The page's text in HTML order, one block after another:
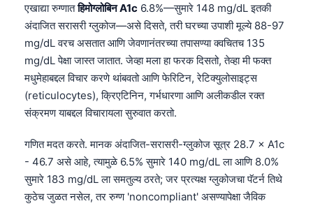
एखाद्या रुग्णातहिमोग्लोबिन A1c 6.8%—सुमारे 148 mg/dL इतकी
अंदाजित सरासरी ग्लुकोज—असे दिसते, तरी घरच्या उपाशी मूल्ये 88-97
mg/dL वरच असतात आणि जेवणानंतरच्या तपासण्या क्वचितच 135
mg/dL पेक्षा जास्त जातात. जेव्हा मला हा फरक दिसतो, तेव्हा मी फक्त
मधुमेहाबद्दल विचार करणे थांबवतो आणि फेरिटिन, रेटिक्युलोसाइट्स
(reticulocytes), क्रिएटिनिन, गर्भधारणा आणि अलीकडील रक्त
संक्रमण याबद्दल विचारायला सुरुवात करतो.
गणित मदत करते. मानक अंदाजित-सरासरी-ग्लुकोज सूत्र 28.7 × A1c
- 46.7 असे आहे, त्यामुळे 6.5% सुमारे 140 mg/dL ला आणि 8.0%
सुमारे 183 mg/dL ला समतुल्य ठरते; जर प्रत्यक्ष ग्लुकोजचा पॅटर्न तिथे
कुठेच जुळत नसेल, तर रुग्ण 'noncompliant' असण्यापेक्षा जैविक